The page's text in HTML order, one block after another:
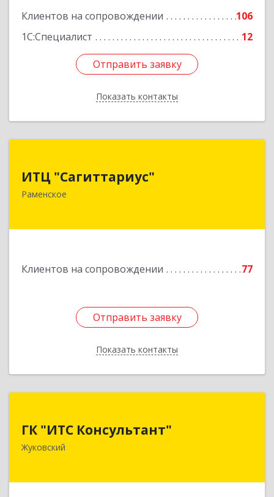
Клиентов на сопровождении
106
1С:Специалист
12
Отправить заявку
Показать контакты
Отправить заявку
Назад
ИТЦ "Сагиттариус"
Раменское
Клиентов на сопровождении 77
Отправить заявку
Показать контакты
140103, Московская обл, Раменское г,
Приборостроителей ул, дом № 16А, кв.16
Подробнее
Отправить заявку
Назад
ГК "ИТС Консультант"
Жуковский
140181, Московская обл, Жуковский г,
Ломоносова ул, дом № 29А, этаж 2, пом.3
Подробнее